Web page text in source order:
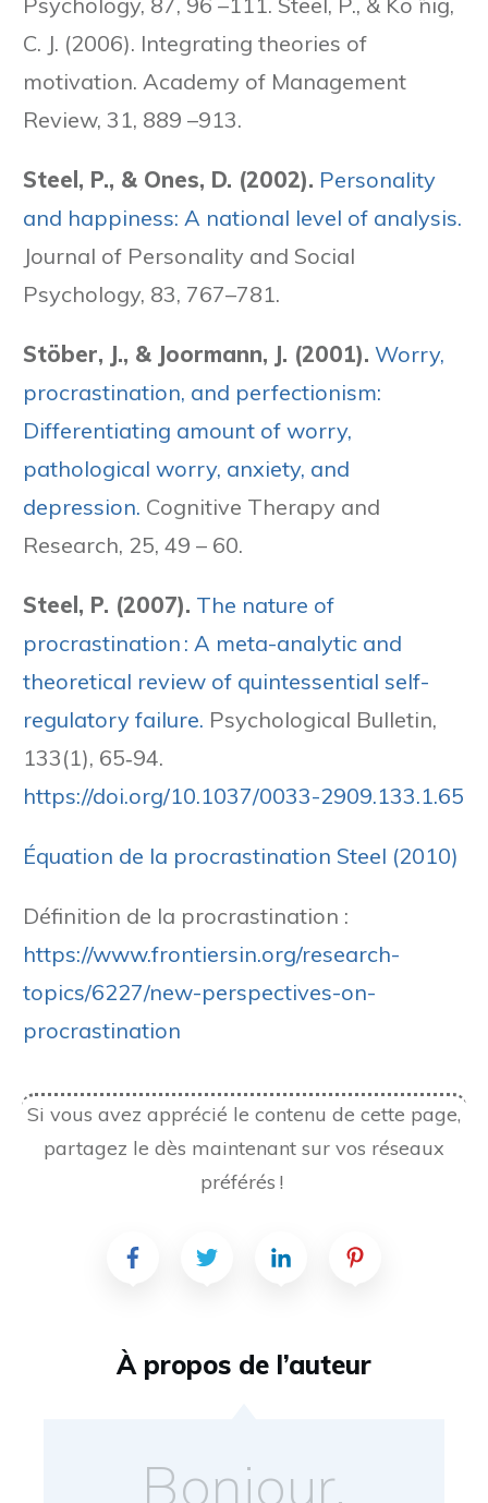
C. J. (2006). Integrating theories of
motivation. Academy of Management
Review, 31, 889 –913.
Steel, P., & Ones, D. (2002). Personality
and happiness: A national level of analysis.
Journal of Personality and Social
Psychology, 83, 767–781.
Stöber, J., & Joormann, J. (2001). Worry,
procrastination, and perfectionism:
Differentiating amount of worry,
pathological worry, anxiety, and
depression. Cognitive Therapy and
Research, 25, 49 – 60.
Steel, P. (2007). The nature of
procrastination : A meta-analytic and
theoretical review of quintessential self-
regulatory failure. Psychological Bulletin,
133(1), 65‑94.
https://doi.org/10.1037/0033-2909.133.1.65
Équation de la procrastination Steel (2010)
Définition de la procrastination :
https://www.frontiersin.org/research-
topics/6227/new-perspectives-on-
procrastination
Si vous avez apprécié le contenu de cette page,
partagez le dès maintenant sur vos réseaux
préférés !
À propos de l’auteur
Bonjour,